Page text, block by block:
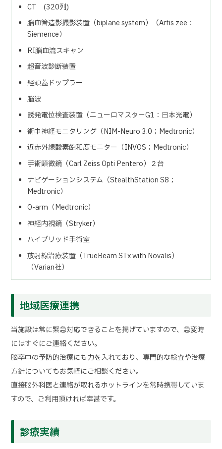
CT (320列)
脳血管造影撮影装置（biplane system）（Artis zee ：
Siemence）
RI脳血流スキャン
超音波診断装置
経頭蓋ドップラー
脳波
誘発電位検査装置（ニューロマスターG1 ：日本光電）
術中神経モニタリング（NIM-Neuro 3.0 ； Medtronic）
近赤外線酸素飽和度モニター（INVOS ； Medtronic）
手術顕微鏡（Carl Zeiss Opti Pentero）２台
ナビゲーションシステム（StealthStation S8 ；
Medtronic）
O-arm （Medtronic）
神経内視鏡（Stryker）
ハイブリッド手術室
放射線治療装置（TrueBeam STx with Novalis）
（Varian社）
地域医療連携
当施設は常に緊急対応できることを掲げていますので、急変時
にはすぐにご連絡ください。
脳卒中の予防的治療にも力を入れており、専門的な検査や治療
方針についてもお気軽にご相談ください。
直接脳外科医と連絡が取れるホットラインを常時携帯していま
すので、ご利用頂ければ幸甚です。
診療実績